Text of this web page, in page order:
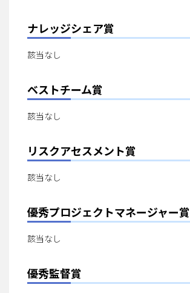
ナレッジシェア賞
該当なし
ベストチーム賞
該当なし
リスクアセスメント賞
該当なし
優秀プロジェクトマネージャー賞
該当なし
優秀監督賞